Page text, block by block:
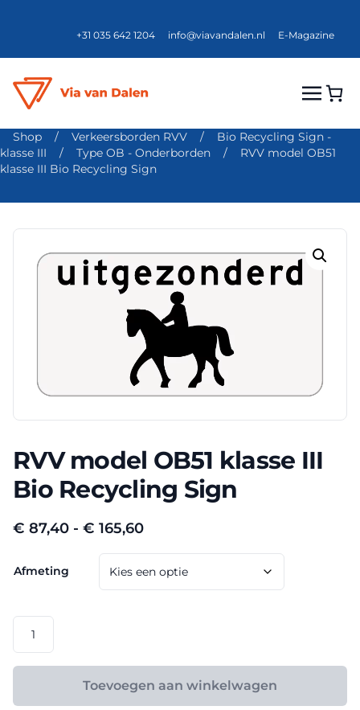
+31 035 642 1204 info@viavandalen.nl E-Magazine
Shop / Verkeersborden RVV /
Bio Recycling Sign -
klasse III
/ Type OB - Onderborden /
RVV model OB51
klasse III Bio Recycling Sign
RVV model OB51 klasse III
Bio Recycling Sign
€ 87,40 - € 165,60Prijsklasse:
€ 87,40
tot
€ 165,60
Afmeting
model
OB51
III
Toevoegen aan winkelwagen